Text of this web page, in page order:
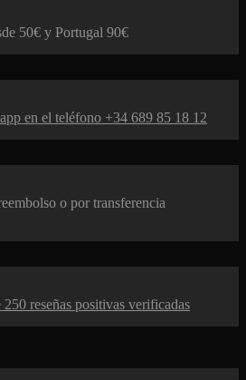
50€ y Portugal 90€
en el teléfono +34 689 85 18 12
o por transferencia
reseñas positivas verificadas